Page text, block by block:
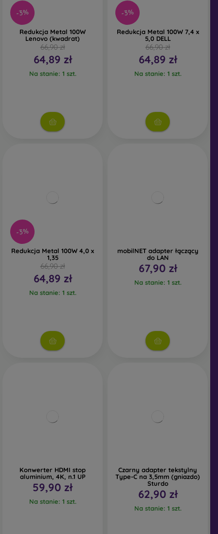
-3%
Redukcja Metal 100W
Lenovo (kwadrat)
66,90 zł
64,89 zł
Na stanie: 1 szt.
-3%
Redukcja Metal 100W 7,4 x
5,0 DELL
66,90 zł
64,89 zł
Na stanie: 1 szt.
-3%
Redukcja Metal 100W 4,0 x
1,35
66,90 zł
64,89 zł
Na stanie: 1 szt.
mobilNET adapter łączący
do LAN
67,90 zł
Na stanie: 1 szt.
Konwerter HDMI stop
aluminium, 4K, n.1 UP
59,90 zł
Na stanie: 1 szt.
Czarny adapter tekstylny
Type-C na 3,5mm (gniazdo)
Sturdo
62,90 zł
Na stanie: 1 szt.